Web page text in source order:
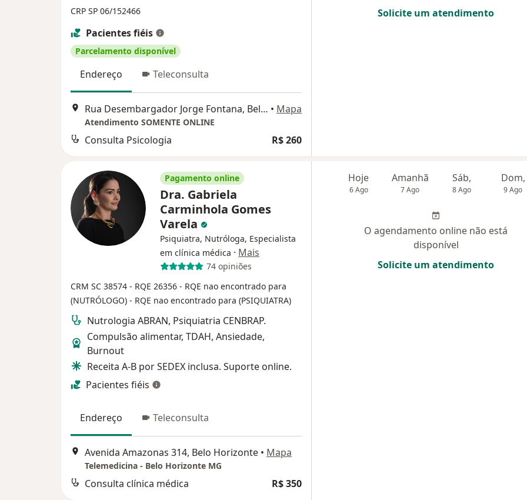
CRP SP 06/152466
Pacientes fiéis
Parcelamento disponível
Endereço Teleconsulta
Rua Desembargador Jorge Fontana, Belo Horizonte • Mapa
Atendimento SOMENTE ONLINE
Consulta Psicologia R$ 260
Solicite um atendimento
Pagamento online
Dra. Gabriela
Carminhola Gomes
Varela
Psiquiatra, Nutróloga, Especialista
em clínica médica · Mais
74 opiniões
CRM SC 38574 - RQE 26356 - RQE nao encontrado para
(NUTRÓLOGO) - RQE nao encontrado para (PSIQUIATRA)
Nutrologia ABRAN, Psiquiatria CENBRAP.
Compulsão alimentar, TDAH, Ansiedade,
Burnout
Receita A-B por SEDEX inclusa. Suporte online.
Pacientes fiéis
Endereço Teleconsulta
Avenida Amazonas 314, Belo Horizonte • Mapa
Telemedicina - Belo Horizonte MG
Consulta clínica médica R$ 350
Hoje
6 Ago
Amanhã
7 Ago
Sáb,
8 Ago
Dom,
9 Ago
O agendamento online não está
disponível
Solicite um atendimento